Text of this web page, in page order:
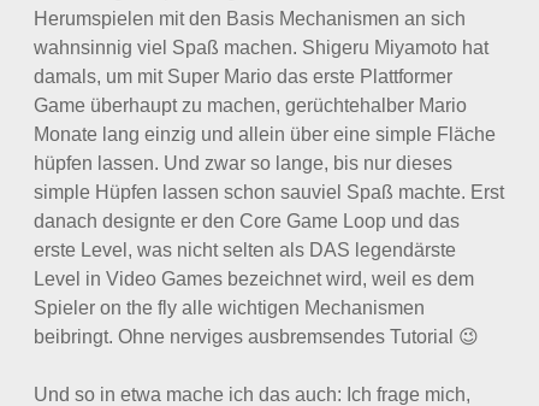
Herumspielen mit den Basis Mechanismen an sich
wahnsinnig viel Spaß machen. Shigeru Miyamoto hat
damals, um mit Super Mario das erste Plattformer
Game überhaupt zu machen, gerüchtehalber Mario
Monate lang einzig und allein über eine simple Fläche
hüpfen lassen. Und zwar so lange, bis nur dieses
simple Hüpfen lassen schon sauviel Spaß machte. Erst
danach designte er den Core Game Loop und das
erste Level, was nicht selten als DAS legendärste
Level in Video Games bezeichnet wird, weil es dem
Spieler on the fly alle wichtigen Mechanismen
beibringt. Ohne nerviges ausbremsendes Tutorial 😉
Und so in etwa mache ich das auch: Ich frage mich,